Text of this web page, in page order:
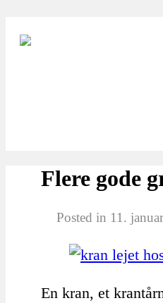
Flere gode
Posted in 11.
En kran, et